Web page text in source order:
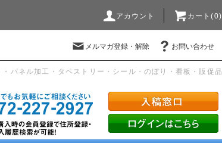
アカウント カート(0)
メルマガ登録・解除 お問い合わせ
パネル加工・タペストリー・シール・のぼり・看板・販促品